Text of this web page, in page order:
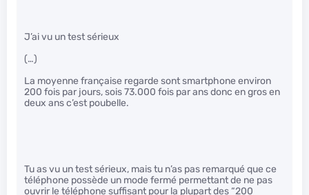
J’ai vu un test sérieux
(…)
La moyenne française regarde sont smartphone environ
200 fois par jours, sois 73.000 fois par ans donc en gros en
deux ans c’est poubelle.
Tu as vu un test sérieux, mais tu n’as pas remarqué que ce
téléphone possède un mode fermé permettant de ne pas
ouvrir le téléphone suffisant pour la plupart des “200